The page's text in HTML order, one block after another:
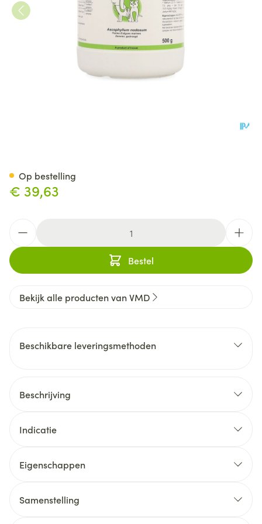
€ 39,63
Bestel
Op bestelling
Bekijk alle producten van VMD
Beschikbare leveringsmethoden
Beschrijving
Indicatie
Eigenschappen
Samenstelling